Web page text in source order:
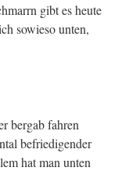
gibt es heute
sowieso unten,
bergab fahren
befriedigender
hat man unten